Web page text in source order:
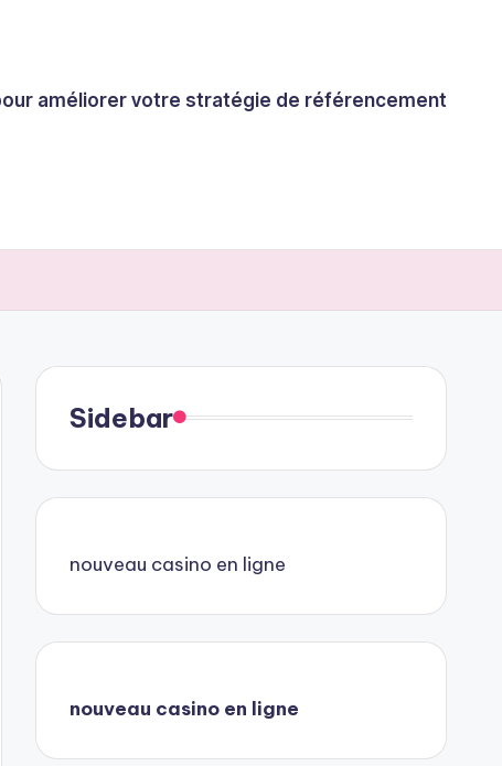
améliorer votre stratégie de référencement
Sidebar
nouveau casino en ligne
nouveau casino en ligne